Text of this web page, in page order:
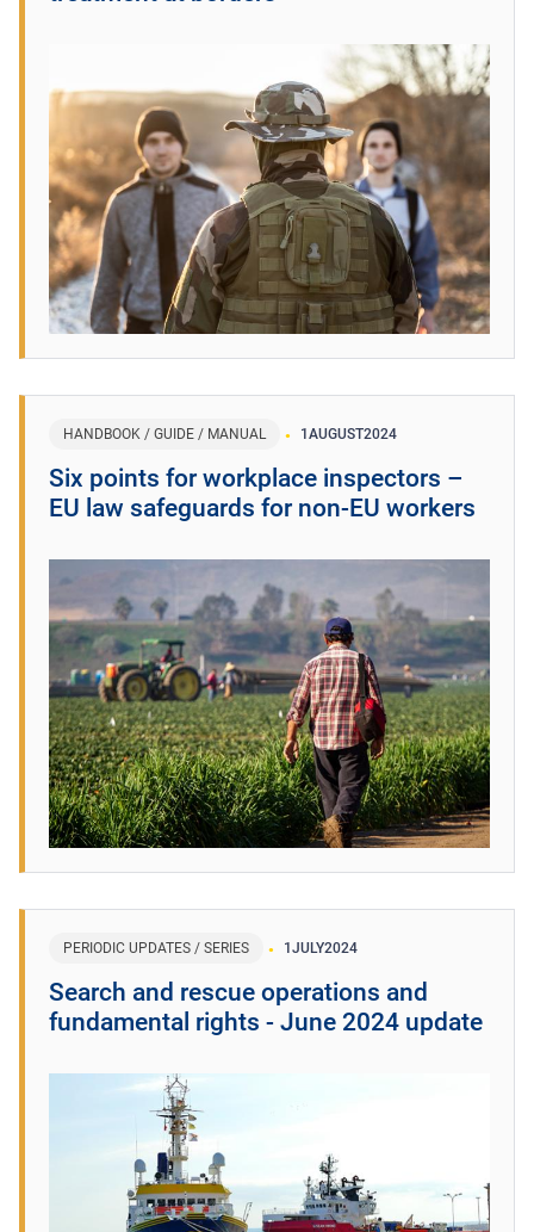
HANDBOOK / GUIDE / MANUAL 1AUGUST2024
​Six points for workplace inspectors –
EU law safeguards for non-EU workers ​
PERIODIC UPDATES / SERIES 1 JULY2024
Search and rescue operations and
fundamental rights - June 2024 update